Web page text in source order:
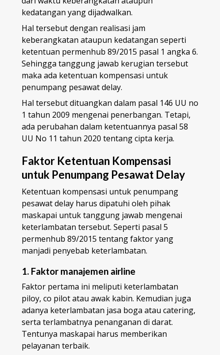
kedatangan yang dijadwalkan.
Hal tersebut dengan realisasi jam
keberangkatan ataupun kedatangan seperti
ketentuan permenhub 89/2015 pasal 1 angka 6.
Sehingga tanggung jawab kerugian tersebut
maka ada ketentuan kompensasi untuk
penumpang pesawat delay.
Hal tersebut dituangkan dalam pasal 146 UU no
1 tahun 2009 mengenai penerbangan. Tetapi,
ada perubahan dalam ketentuannya pasal 58
UU No 11 tahun 2020 tentang cipta kerja.
Faktor Ketentuan Kompensasi
untuk Penumpang Pesawat Delay
Ketentuan kompensasi untuk penumpang
pesawat delay harus dipatuhi oleh pihak
maskapai untuk tanggung jawab mengenai
keterlambatan tersebut. Seperti pasal 5
permenhub 89/2015 tentang faktor yang
manjadi penyebab keterlambatan.
1. Faktor manajemen airline
Faktor pertama ini meliputi keterlambatan
piloy, co pilot atau awak kabin. Kemudian juga
adanya keterlambatan jasa boga atau catering,
serta terlambatnya penanganan di darat.
Tentunya maskapai harus memberikan
pelayanan terbaik.